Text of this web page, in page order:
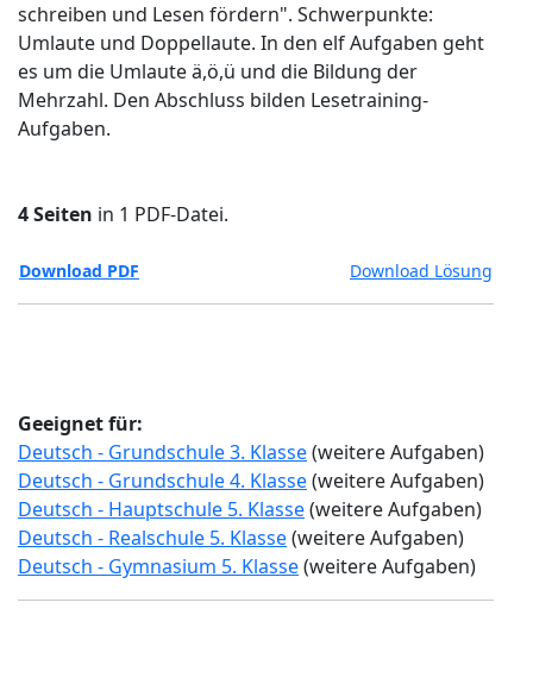
schreiben und Lesen fördern". Schwerpunkte:
Umlaute und Doppellaute. In den elf Aufgaben geht
es um die Umlaute ä,ö,ü und die Bildung der
Mehrzahl. Den Abschluss bilden Lesetraining-
Aufgaben.
4 Seiten in 1 PDF-Datei.
Download PDF Download Lösung
Geeignet für:
Deutsch - Grundschule 3. Klasse(weitere Aufgaben)
Deutsch - Grundschule 4. Klasse(weitere Aufgaben)
Deutsch - Hauptschule 5. Klasse(weitere Aufgaben)
Deutsch - Realschule 5. Klasse(weitere Aufgaben)
Deutsch - Gymnasium 5. Klasse(weitere Aufgaben)